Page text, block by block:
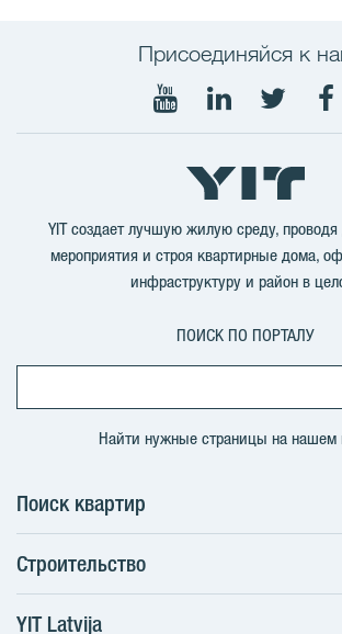
Присоединяйся к
Мы
YouTube
Мы
в
LinkedIn
Мы
в
Twitter
YIT создает лучшую жилую среду, проводя
мероприятия и строя квартирные дома,
инфраструктуру и район в
ПОИСК ПО ПОРТАЛУ
Найти нужные страницы на нашем
Поиск квартир
Поиск квартир
Информация для покупателей
Строительство
Строительство
YIT Latvija